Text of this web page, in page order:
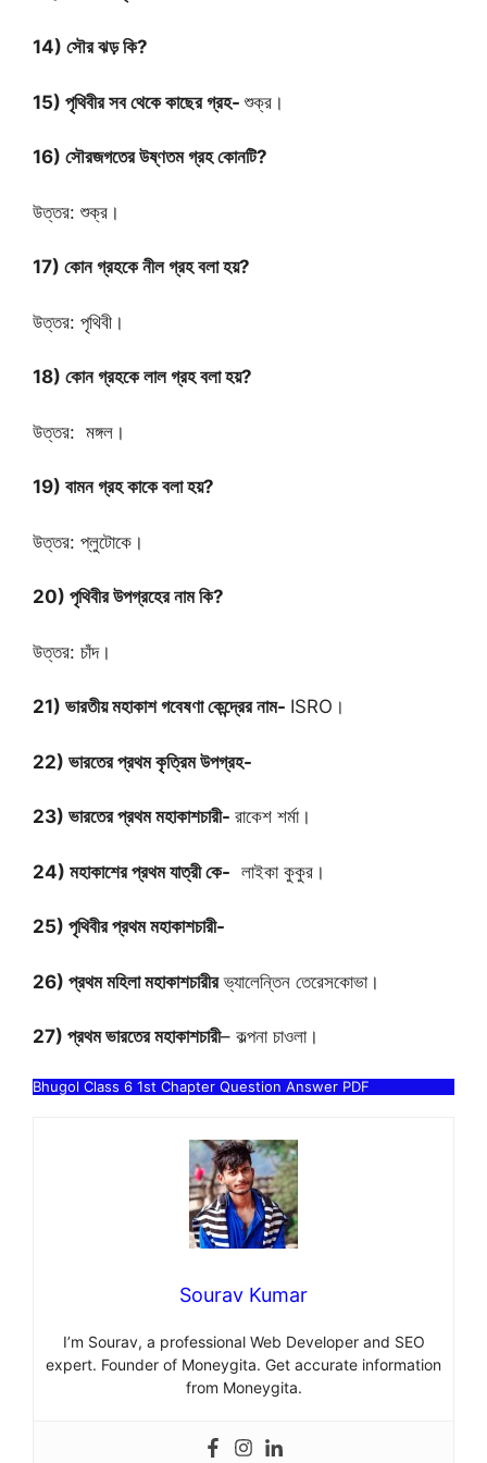
14) সৌর ঝড় কি?
15) পৃথিবীর সব থেকে কাছের গ্রহ- শুক্র।
16) সৌরজগতের উষ্ণতম গ্রহ কোনটি?
উত্তর: শুক্র।
17) কোন গ্রহকে নীল গ্রহ বলা হয়?
উত্তর: পৃথিবী।
18) কোন গ্রহকে লাল গ্রহ বলা হয়?
উত্তর: মঙ্গল।
19) বামন গ্রহ কাকে বলা হয়?
উত্তর: প্লুটোকে।
20) পৃথিবীর উপগ্রহের নাম কি?
উত্তর: চাঁদ।
21) ভারতীয় মহাকাশ গবেষণা কেন্দ্রের নাম- ISRO।
22) ভারতের প্রথম কৃত্রিম উপগ্রহ-
23) ভারতের প্রথম মহাকাশচারী- রাকেশ শর্মা।
24) মহাকাশের প্রথম যাত্রী কে- লাইকা কুকুর।
25) পৃথিবীর প্রথম মহাকাশচারী-
26) প্রথম মহিলা মহাকাশচারীরভ্যালেন্তিন তেরেসকোভা।
27) প্রথম ভারতের মহাকাশচারী– কল্পনা চাওলা।
Bhugol Class 6 1st Chapter Question Answer PDF
Sourav Kumar
I’m Sourav, a professional Web Developer and SEO
expert. Founder of Moneygita. Get accurate information
from Moneygita.